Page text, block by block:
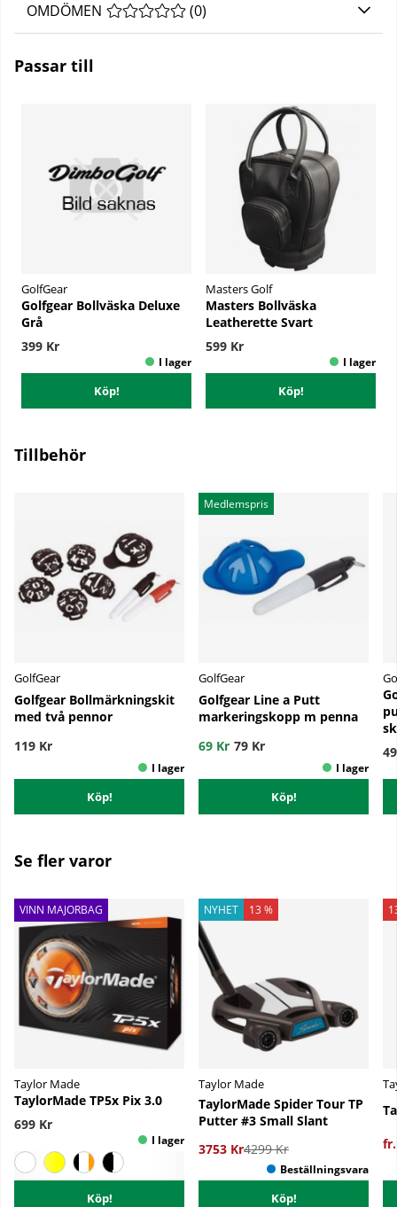
OMDÖMEN MEDELBETYG 0 AV 5 ANTAL BETYG 0
(0)
Passar till
GolfGear
Golfgear Bollväska Deluxe
Grå
399 Kr
Köp!
Masters Golf
Masters Bollväska
Leatherette Svart
599 Kr
Köp!
Tillbehör
GolfGear
Golfgear Bollmärkningskit
med två pennor
119 Kr
Köp!
Medlemspris
GolfGear
Golfgear Line a Putt
markeringskopp m penna
69 Kr 79 Kr
Köp!
Se fler varor
VINN MAJORBAG
Taylor Made
TaylorMade TP5x Pix 3.0
699 Kr
Köp!
NYHET 13 %
Taylor Made
TaylorMade Spider Tour TP
Putter #3 Small Slant
3753 Kr4299 Kr
Köp!